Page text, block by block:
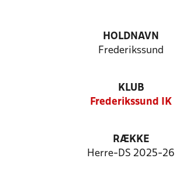
HOLDNAVN
Frederikssund
KLUB
Frederikssund IK
RÆKKE
Herre-DS 2025-26